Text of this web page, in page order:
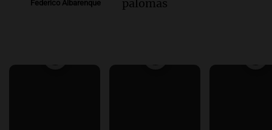
Federico Albarenque
palomas